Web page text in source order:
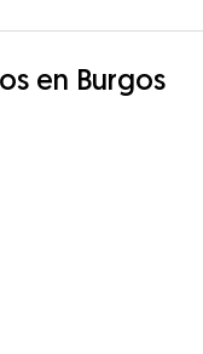
en Burgos